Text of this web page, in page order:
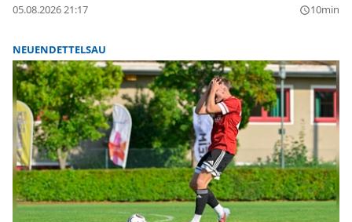
05.08.2026 21:17 query_builder10min
NEUENDETTELSAU